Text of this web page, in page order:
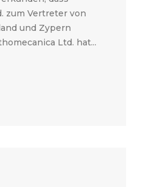
zum Vertreter von
und Zypern
Ltd. hat...